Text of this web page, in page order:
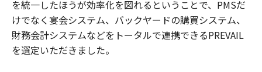
を統一したほうが効率化を図れるということで、PMSだ
けでなく宴会システム、バックヤードの購買システム、
財務会計システムなどをトータルで連携できるPREVAIL
を選定いただきました。